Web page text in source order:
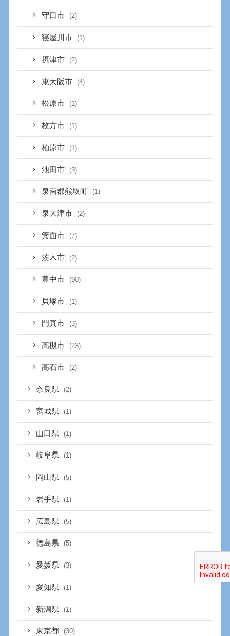
守口市 (2)
寝屋川市 (1)
摂津市 (2)
東大阪市 (4)
松原市 (1)
枚方市 (1)
柏原市 (1)
池田市 (3)
泉南郡熊取町 (1)
泉大津市 (2)
箕面市 (7)
茨木市 (2)
豊中市 (90)
貝塚市 (1)
門真市 (3)
高槻市 (23)
高石市 (2)
奈良県 (2)
宮城県 (1)
山口県 (1)
岐阜県 (1)
岡山県 (5)
岩手県 (1)
広島県 (5)
徳島県 (5)
愛媛県 (3)
愛知県 (1)
新潟県 (1)
東京都 (30)